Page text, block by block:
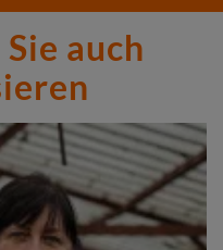
auch